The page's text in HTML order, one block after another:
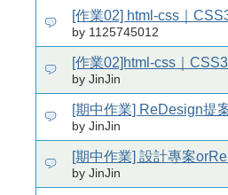
[作業02] html-css｜
by 1125745012
[作業02]html-css｜
by JinJin
[期中作業] ReDesign提
by JinJin
[期中作業] 設計專案
by JinJin